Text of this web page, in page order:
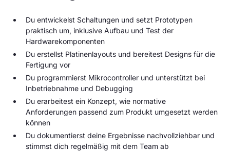
Du entwickelst Schaltungen und setzt Prototypen
praktisch um, inklusive Aufbau und Test der
Hardwarekomponenten
Du erstellst Platinenlayouts und bereitest Designs für die
Fertigung vor
Du programmierst Mikrocontroller und unterstützt bei
Inbetriebnahme und Debugging
Du erarbeitest ein Konzept, wie normative
Anforderungen passend zum Produkt umgesetzt werden
können
Du dokumentierst deine Ergebnisse nachvollziehbar und
stimmst dich regelmäßig mit dem Team ab